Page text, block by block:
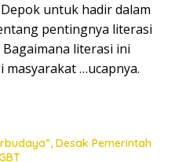
untuk hadir dalam
pentingnya literasi
literasi ini
…ucapnya.
Desak Pemerintah